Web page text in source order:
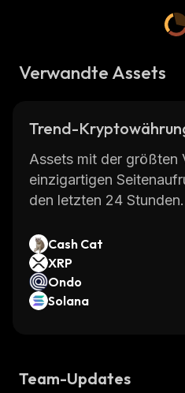
Verwandte Assets
Trend-
Assets mit der größten
einzigartigen
den letzten 24 Stunden.
Cash Cat
XRP
Ondo
Solana
Team-Updates